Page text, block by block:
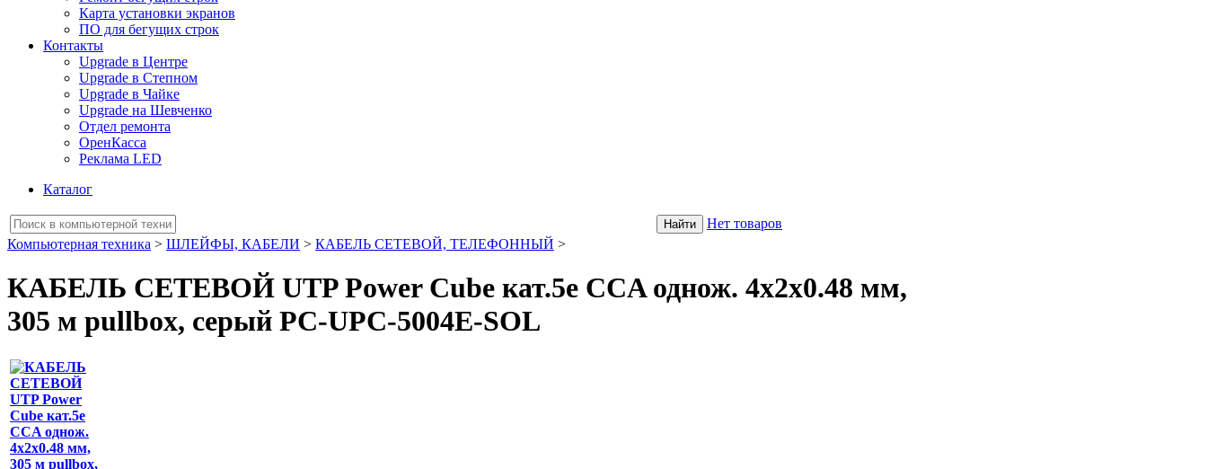
Карта установки экранов
ПО для бегущих строк
Контакты
Upgrade в Центре
Upgrade в Степном
Upgrade в Чайке
Upgrade на Шевченко
Отдел ремонта
ОренКасса
Реклама LED
Каталог
Нет товаров
Компьютерная техника > ШЛЕЙФЫ, КАБЕЛИ > КАБЕЛЬ СЕТЕВОЙ, ТЕЛЕФОННЫЙ >
КАБЕЛЬ СЕТЕВОЙ UTP Power Cube кат.5e CCA однож. 4х2х0.48 мм,
305 м pullbox, серый PC-UPC-5004E-SOL